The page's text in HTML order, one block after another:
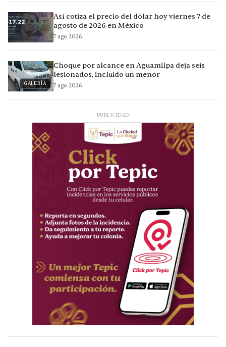
Así cotiza el precio del dólar hoy viernes 7 de
agosto de 2026 en México
7 ago 2026
GALERÍA
Choque por alcance en Aguamilpa deja seis
lesionados, incluido un menor
7 ago 2026
PUBLICIDAD